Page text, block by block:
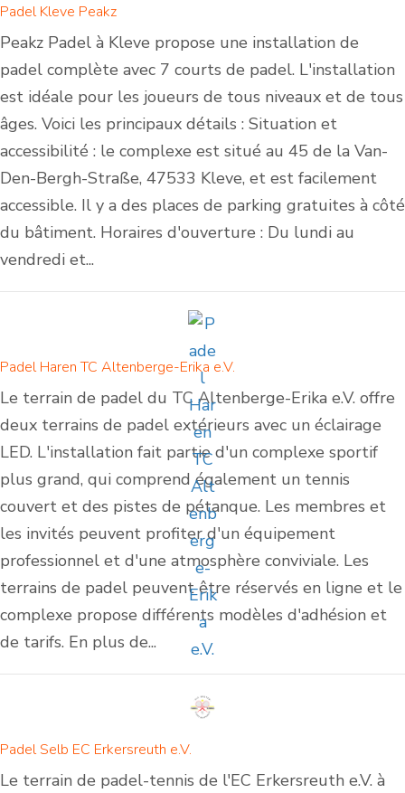
Padel Kleve Peakz
Peakz Padel à Kleve propose une installation de
padel complète avec 7 courts de padel. L'installation
est idéale pour les joueurs de tous niveaux et de tous
âges. Voici les principaux détails : Situation et
accessibilité : le complexe est situé au 45 de la Van-
Den-Bergh-Straße, 47533 Kleve, et est facilement
accessible. Il y a des places de parking gratuites à côté
du bâtiment. Horaires d'ouverture : Du lundi au
vendredi et...
Padel Haren TC Altenberge-Erika e.V.
Le terrain de padel du TC Altenberge-Erika e.V. offre
deux terrains de padel extérieurs avec un éclairage
LED. L'installation fait partie d'un complexe sportif
plus grand, qui comprend également un tennis
couvert et des pistes de pétanque. Les membres et
les invités peuvent profiter d'un équipement
professionnel et d'une atmosphère conviviale. Les
terrains de padel peuvent être réservés en ligne et le
complexe propose différents modèles d'adhésion et
de tarifs. En plus de...
Padel Selb EC Erkersreuth e.V.
Le terrain de padel-tennis de l'EC Erkersreuth e.V. à